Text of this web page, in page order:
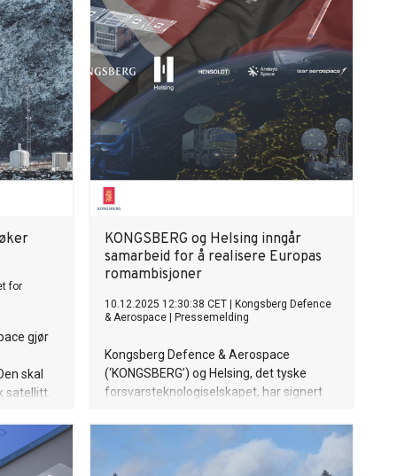
i
preget
for romvirksomhet.
for
gjør
skal
satellitt.
KONGSBERG og Helsing inngår
samarbeid for å realisere Europas
romambisjoner
10.12.2025 12:30:38 CET
Kongsberg Defence
& Aerospace
Pressemelding
Kongsberg Defence & Aerospace
(‘KONGSBERG’) og Helsing, det tyske
forsvarsteknologiselskapet, har signert
utviklingen av kritiske europeiske